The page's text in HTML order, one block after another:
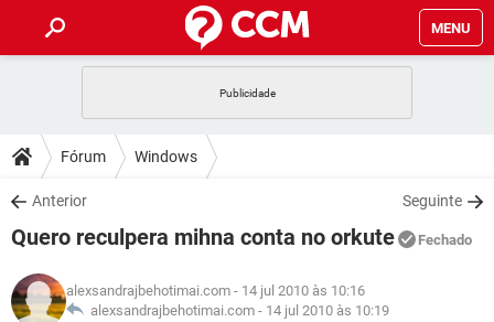
MENU
CELULAR
OUTLOOK
INSTAGRAM GMAIL
GUIA DE COMPRAS
DICAS
JOGOS
INSTAGRAM GMAIL
DOWNLOADS
JOGOS WHATSAPP
CELULAR
OUTLOOK EXCEL
FÓRUM
JOGOS WHATSAPP
GLOSSÁRIO
Fórum Windows
Anterior Seguinte
Quero reculpera mihna conta no orkute Fechado
alexsandrajbehotimai.com - 14 jul 2010 às 10:16
alexsandrajbehotimai.com - 14 jul 2010 às 10:19